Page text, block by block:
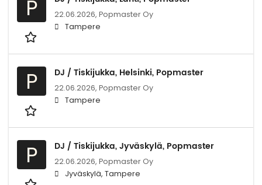
P 22.06.2026, Popmaster Oy
Tampere
P DJ / Tiskijukka, Helsinki, Popmaster
22.06.2026, Popmaster Oy
Tampere
P DJ / Tiskijukka, Jyväskylä, Popmaster
22.06.2026, Popmaster Oy
Jyväskylä, Tampere